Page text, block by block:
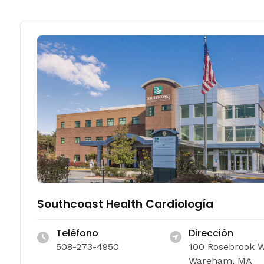
Southcoast Health Cardiología
Teléfono
508-273-4950
Dirección
100 Rosebrook
Wareham, MA